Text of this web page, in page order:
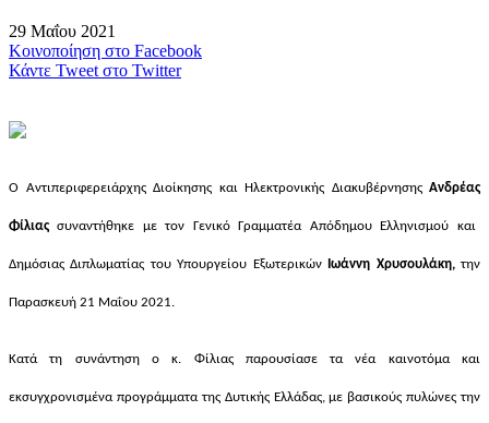
29 Μαΐου 2021
Κοινοποίηση στο Facebook
Κάντε Tweet στο Twitter
Ο ΑντιπεριφερειάρχηςΔιοίκησης και Ηλεκτρονικής Διακυβέρνησης Ανδρέας
Φίλιας συναντήθηκε μετον ΓενικόΓραμματέα Απόδημου Ελληνισμού και
Δημόσιας Διπλωματίας του Υπουργείου Εξωτερικών Ιωάννη Χρυσουλάκη,την
Παρασκευή 21 Μαΐου 2021.
Κατά τη συνάντηση ο κ. Φίλιας παρουσίασε τανέα καινοτόμα και
εκσυγχρονισμένα προγράμματα της Δυτικής Ελλάδας,με βασικούς πυλώνες την